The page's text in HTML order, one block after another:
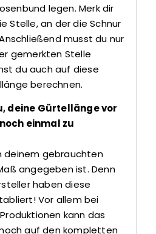
legen. Merk dir
Stelle, an der die Schnur
musst du nur
gemerkten Stelle
du auch auf diese
berechnen.
deine Gürtellänge vor
einmal zu
deinem gebrauchten
angegeben ist. Denn
haben diese
Vor allem bei
kann das
auf den kompletten